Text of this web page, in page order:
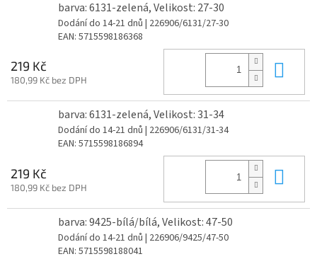
barva: 6131-zelená, Velikost: 27-30
Dodání do 14-21 dnů | 226906/6131/27-30
EAN: 5715598186368
219 Kč
180,99 Kč bez DPH
barva: 6131-zelená, Velikost: 31-34
Dodání do 14-21 dnů | 226906/6131/31-34
EAN: 5715598186894
219 Kč
180,99 Kč bez DPH
barva: 9425-bílá/bílá, Velikost: 47-50
Dodání do 14-21 dnů | 226906/9425/47-50
EAN: 5715598188041